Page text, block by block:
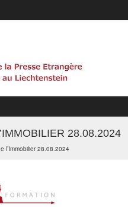
28.08.2024
l’Immobilier 28.08.2024